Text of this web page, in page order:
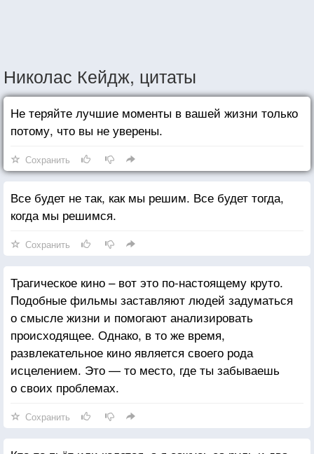
Николас Кейдж, цитаты
Не теряйте лучшие моменты в вашей жизни только
потому, что вы не уверены.
Сохранить
Все будет не так, как мы решим. Все будет тогда,
когда мы решимся.
Сохранить
Трагическое кино – вот это по-настоящему круто.
Подобные фильмы заставляют людей задуматься
о смысле жизни и помогают анализировать
происходящее. Однако, в то же время,
развлекательное кино является своего рода
исцелением. Это — то место, где ты забываешь
о своих проблемах.
Сохранить